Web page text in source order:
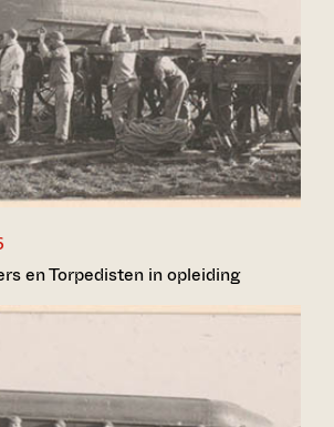
en Torpedisten in opleiding